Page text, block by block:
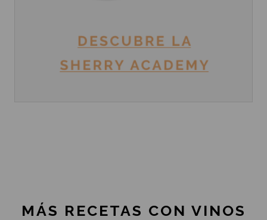
MÁS RECETAS CON VINOS